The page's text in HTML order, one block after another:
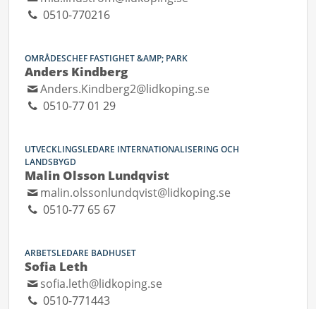
0510-770216
OMRÅDESCHEF FASTIGHET &AMP; PARK
Anders Kindberg
Anders.Kindberg2@lidkoping.se
0510-77 01 29
UTVECKLINGSLEDARE INTERNATIONALISERING OCH
LANDSBYGD
Malin Olsson Lundqvist
malin.olssonlundqvist@lidkoping.se
0510-77 65 67
ARBETSLEDARE BADHUSET
Sofia Leth
sofia.leth@lidkoping.se
0510-771443